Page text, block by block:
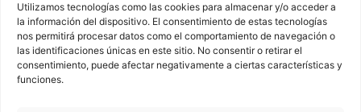
Utilizamos tecnologías como las cookies para almacenar y/o acceder a
la información del dispositivo. El consentimiento de estas tecnologías
nos permitirá procesar datos como el comportamiento de navegación o
las identificaciones únicas en este sitio. No consentir o retirar el
consentimiento, puede afectar negativamente a ciertas características y
funciones.
TEMPORADA 2003-04